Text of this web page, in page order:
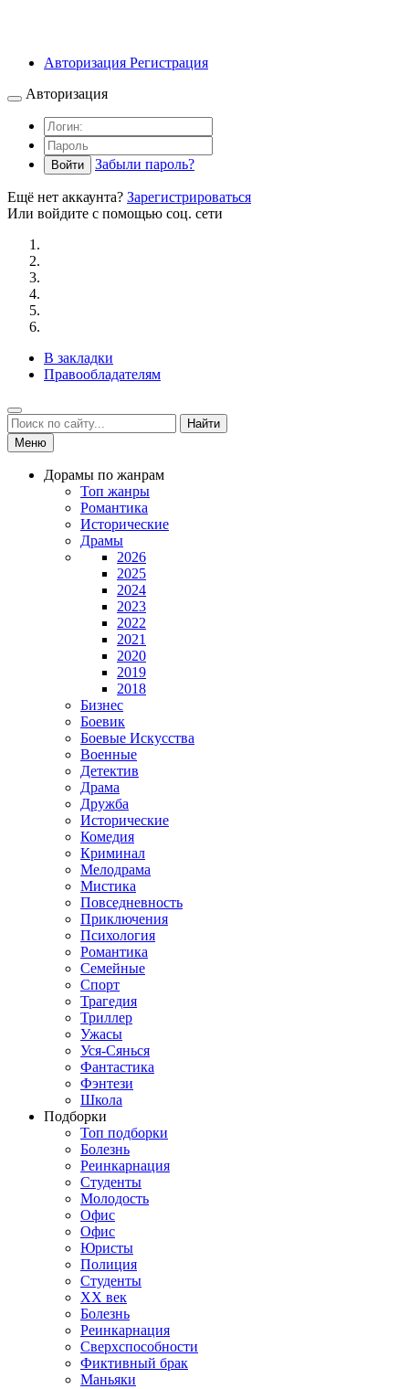
Авторизация Регистрация
Авторизация
Войти Забыли пароль?
Ещё нет аккаунта? Зарегистрироваться
Или войдите с помощью соц. сети
В закладки
Правообладателям
Найти
Меню
Дорамы по жанрам
Топ жанры
Романтика
Исторические
Драмы
2026
2025
2024
2023
2022
2021
2020
2019
2018
Бизнес
Боевик
Боевые Искусства
Военные
Детектив
Драма
Дружба
Исторические
Комедия
Криминал
Мелодрама
Мистика
Повседневность
Приключения
Психология
Романтика
Семейные
Спорт
Трагедия
Триллер
Ужасы
Уся-Сянься
Фантастика
Фэнтези
Школа
Подборки
Топ подборки
Болезнь
Реинкарнация
Студенты
Молодость
Офис
Офис
Юристы
Полиция
Студенты
ХХ век
Болезнь
Реинкарнация
Сверхспособности
Фиктивный брак
Маньяки